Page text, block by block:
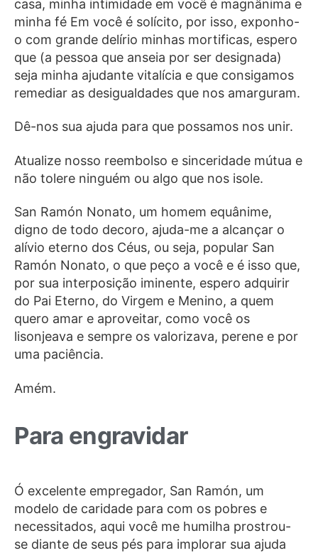
casa, minha intimidade em você é magnânima e
minha fé Em você é solícito, por isso, exponho-
o com grande delírio minhas mortificas, espero
que (a pessoa que anseia por ser designada)
seja minha ajudante vitalícia e que consigamos
remediar as desigualdades que nos amarguram.
Dê-nos sua ajuda para que possamos nos unir.
Atualize nosso reembolso e sinceridade mútua e
não tolere ninguém ou algo que nos isole.
San Ramón Nonato, um homem equânime,
digno de todo decoro, ajuda-me a alcançar o
alívio eterno dos Céus, ou seja, popular San
Ramón Nonato, o que peço a você e é isso que,
por sua interposição iminente, espero adquirir
do Pai Eterno, do Virgem e Menino, a quem
quero amar e aproveitar, como você os
lisonjeava e sempre os valorizava, perene e por
uma paciência.
Amém.
Para engravidar
Ó excelente empregador, San Ramón, um
modelo de caridade para com os pobres e
necessitados, aqui você me humilha prostrou-
se diante de seus pés para implorar sua ajuda